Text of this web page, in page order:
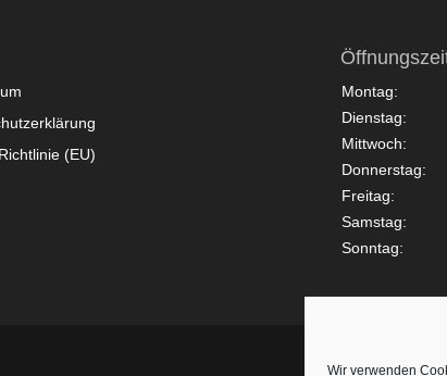
Wir verwenden
(EU)
Montag:
Dienstag:
Mittwoch:
Donnerstag:
Freitag:
Samstag:
Sonntag: